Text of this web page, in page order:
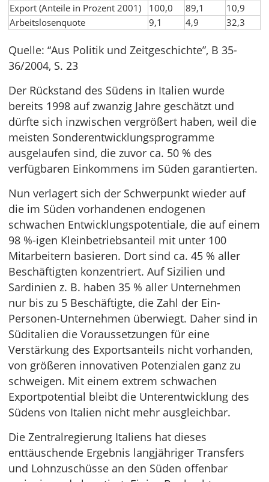
Export (Anteile in Prozent 2001) 100,0 89,1
10,9
Arbeitslosenquote
9,1 4,9 32,3
Quelle: “Aus Politik und Zeitgeschichte”, B 35-
36/2004, S. 23
Der Rückstand des Südens in Italien wurde
bereits 1998 auf zwanzig Jahre geschätzt und
dürfte sich inzwischen vergrößert haben, weil die
meisten Sonderentwicklungsprogramme
ausgelaufen sind, die zuvor ca. 50 % des
verfügbaren Einkommens im Süden garantierten.
Nun verlagert sich der Schwerpunkt wieder auf
die im Süden vorhandenen endogenen
schwachen Entwicklungspotentiale, die auf einem
98 %-igen Kleinbetriebsanteil mit unter 100
Mitarbeitern basieren. Dort sind ca. 45 % aller
Beschäftigten konzentriert. Auf Sizilien und
Sardinien z. B. haben 35 % aller Unternehmen
nur bis zu 5 Beschäftigte, die Zahl der Ein-
Personen-Unternehmen überwiegt. Daher sind in
Süditalien die Voraussetzungen für eine
Verstärkung des Exportsanteils nicht vorhanden,
von größeren innovativen Potenzialen ganz zu
schweigen. Mit einem extrem schwachen
Exportpotential bleibt die Unterentwicklung des
Südens von Italien nicht mehr ausgleichbar.
Die Zentralregierung Italiens hat dieses
enttäuschende Ergebnis langjähriger Transfers
und Lohnzuschüsse an den Süden offenbar